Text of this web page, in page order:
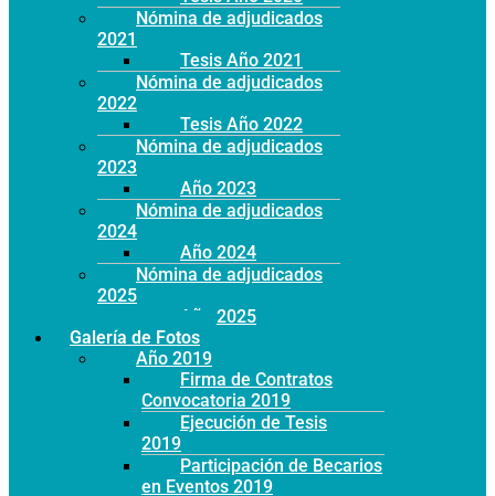
Nómina de adjudicados
2021
Tesis Año 2021
Nómina de adjudicados
2022
Tesis Año 2022
Nómina de adjudicados
2023
Año 2023
Nómina de adjudicados
2024
Año 2024
Nómina de adjudicados
2025
Año 2025
Galería de Fotos
Año 2019
Firma de Contratos
Convocatoria 2019
Ejecución de Tesis
2019
Participación de Becarios
en Eventos 2019